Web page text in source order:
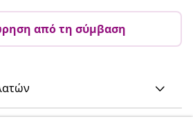
από τη σύμβαση